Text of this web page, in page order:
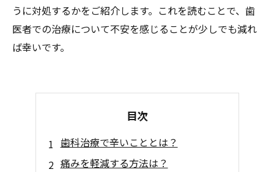
うに対処するかをご紹介します。これを読むことで、歯
医者での治療について不安を感じることが少しでも減れ
ば幸いです。
目次
歯科治療で辛いこととは？
痛みを軽減する方法は？